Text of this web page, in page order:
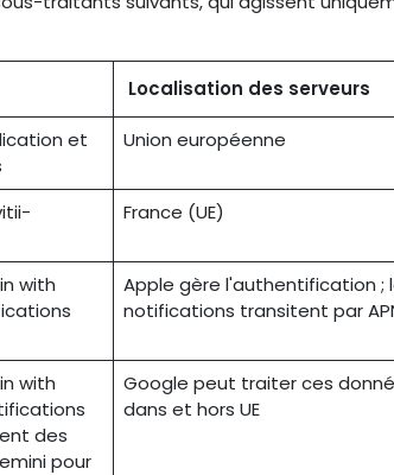
Localisation des serveurs
et
Union européenne
France (UE)
with
Apple gère l'authentification ;
notifications transitent par
with
des
pour
Google peut traiter ces
dans et hors UE